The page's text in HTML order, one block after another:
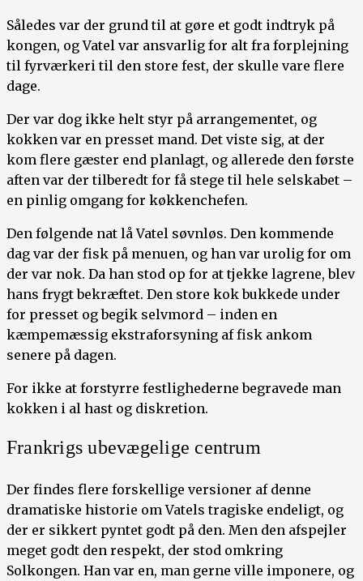
Således var der grund til at gøre et godt indtryk på
kongen, og Vatel var ansvarlig for alt fra forplejning
til fyrværkeri til den store fest, der skulle vare flere
dage.
Der var dog ikke helt styr på arrangementet, og
kokken var en presset mand. Det viste sig, at der
kom flere gæster end planlagt, og allerede den første
aften var der tilberedt for få stege til hele selskabet –
en pinlig omgang for køkkenchefen.
Den følgende nat lå Vatel søvnløs. Den kommende
dag var der fisk på menuen, og han var urolig for om
der var nok. Da han stod op for at tjekke lagrene, blev
hans frygt bekræftet. Den store kok bukkede under
for presset og begik selvmord – inden en
kæmpemæssig ekstraforsyning af fisk ankom
senere på dagen.
For ikke at forstyrre festlighederne begravede man
kokken i al hast og diskretion.
Frankrigs ubevægelige centrum
Der findes flere forskellige versioner af denne
dramatiske historie om Vatels tragiske endeligt, og
der er sikkert pyntet godt på den. Men den afspejler
meget godt den respekt, der stod omkring
Solkongen. Han var en, man gerne ville imponere, og